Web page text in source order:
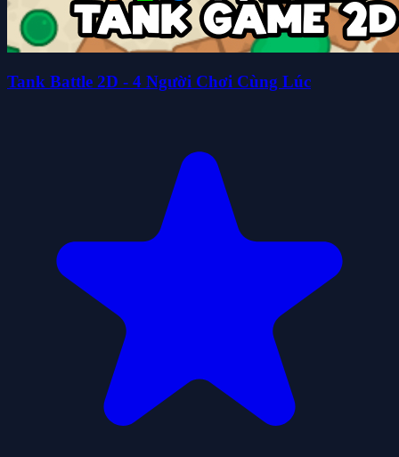
Tank Battle 2D - 4 Người Chơi Cùng Lúc